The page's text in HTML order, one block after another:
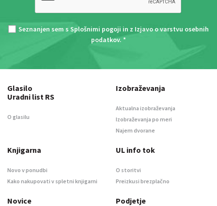
Seznanjen sem s Splošnimi pogoji in z Izjavo o varstvu osebnih
podatkov. *
Glasilo
Uradni list RS
O glasilu
Izobraževanja
Aktualna izobraževanja
Izobraževanja po meri
Najem dvorane
Knjigarna
Novo v ponudbi
Kako nakupovati v spletni knjigarni
UL info tok
O storitvi
Preizkusi brezplačno
Novice Podjetje